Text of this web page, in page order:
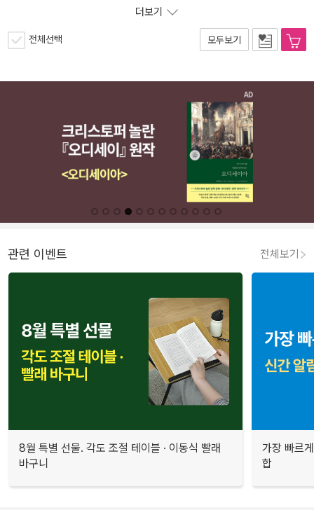
더보기
전체선택 모두보기
관련 이벤트 전체보기
8월 특별 선물. 각도 조절 테이블 · 이동식 빨래
바구니
가장 빠르
합